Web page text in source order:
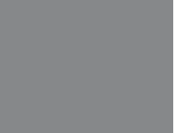
se v novém
se v novém
((otevře se